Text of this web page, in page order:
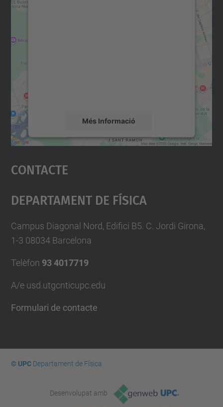
Més Informació
Accepta
powered by
Contacte
Departament De Física
Campus Diagonal Nord, Edifici B5. C. Jordi Girona,
1-3 08034 Barcelona
Telèfon 93 4017719
A/e usd.utgcnticupc.edu
Formulari de contacte
© UPCDepartament de Física
Desenvolupat amb